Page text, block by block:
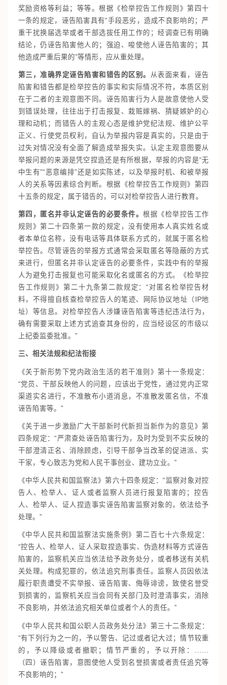
奖励资格等利益；等等。根据《检举控告工作规则》第四十
一条的规定，诬告陷害具有“手段恶劣，造成不良影响的；严
重干扰换届选举或者干部选拔任用工作的；经调查已有明确
结论，仍诬告陷害他人的；强迫、唆使他人诬告陷害的；其
他造成严重后果的”等情形，应从重处理。
第三，准确界定诬告陷害和错告的区别。 从表面来看，诬告
陷害和错告都是检举控告的事实和实际情况不符，本质区别
在于二者的主观意图不同。诬告陷害行为人是故意使他人受
到错误处理，往往出于打击报复、栽赃嫁祸、猜疑嫉妒的心
理和动机；而错告人的主观心态是维护党纪法规、维护公平
正义、行使党员权利，自认为举报内容是真实的，只是由于
过失对情况没有全面了解造成举报失实。认定主观意图要从
举报问题的来源是凭空捏造还是有所根据，举报的内容是“无
中生有”“恶意编排”还是如实陈述，以及举报时机、和被举报
人的关系等因素综合判断。根据《检举控告工作规则》第四
十五条的规定，属于错告的，可以对检举控告人进行教育。
第四，匿名并非认定诬告的必要条件。根据《检举控告工作
规则》第二十四条第一款的规定，没有使用本人真实姓名或
者本单位名称，没有电话等具体联系方式的，就属于匿名检
举控告。尽管诬告的举报方式通常会采取匿名等隐蔽的方式
来进行，但匿名并非认定诬告的必要条件，实践中有的举报
人为避免打击报复也可能采取化名或匿名的方式。《检举控
告工作规则》第二十九条第二款规定：“对匿名检举控告材
料，不得擅自核查检举控告人的笔迹、网际协议地址（IP地
址）等信息。对检举控告人涉嫌诬告陷害等违纪违法行为，
确有需要采取上述方式追查其身份的，应当经设区的市级以
上纪委监委批准。”
三、相关法规和纪法衔接
《关于新形势下党内政治生活的若干准则》第十一条规定：
“党员、干部反映他人的问题，应该出于党性，通过党内正常
渠道实名进行，不准散布小道消息，不准散发匿名信，不准
诬告陷害等。”
《关于进一步激励广大干部新时代新担当新作为的意见》第
四条规定：“严肃查处诬告陷害行为，及时为受到不实反映的
干部澄清正名、消除顾虑，引导干部争当改革的促进派、实
干家，专心致志为党和人民干事创业、建功立业。”
《中华人民共和国监察法》第六十四条规定：“监察对象对控
告人、检举人、证人或者监察人员进行报复陷害的；控告
人、检举人、证人捏造事实诬告陷害监察对象的，依法给予
处理。”
《中华人民共和国监察法实施条例》第二百七十六条规定：
“控告人、检举人、证人采取捏造事实、伪造材料等方式诬告
陷害的，监察机关应当依法给予政务处分，或者移送有关机
关处理。构成犯罪的，依法追究刑事责任。监察人员因依法
履行职责遭受不实举报、诬告陷害、侮辱诽谤，致使名誉受
到损害的，监察机关应当会同有关部门及时澄清事实，消除
不良影响，并依法追究相关单位或者个人的责任。”
《中华人民共和国公职人员政务处分法》第三十二条规定：
“有下列行为之一的，予以警告、记过或者记大过；情节较重
的，予以降级或者撤职；情节严重的，予以开除：……
（四）诬告陷害，意图使他人受到名誉损害或者责任追究等
不良影响的；”